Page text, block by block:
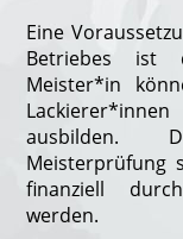
Eine
Betriebes ist
Meister*in
ausbilden.
Meisterprüfung
finanziell
werden.